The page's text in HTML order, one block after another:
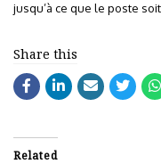
jusqu’à ce que le poste
Share this
Related